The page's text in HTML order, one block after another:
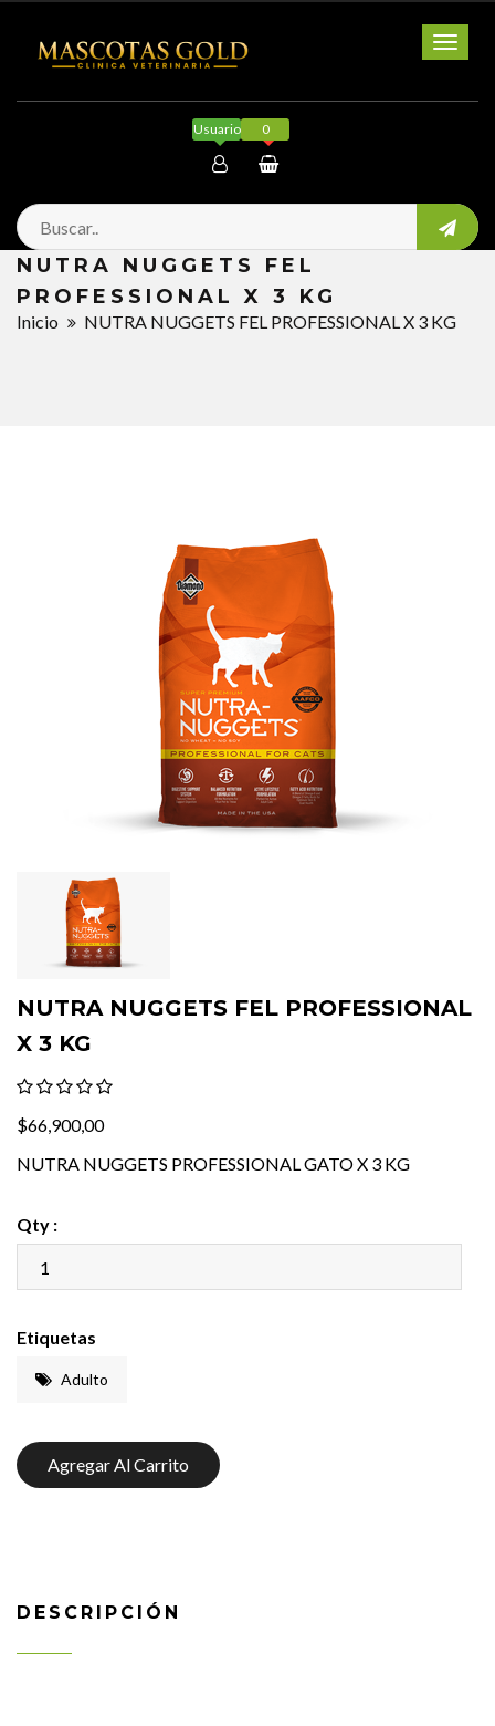
Usuario
Salir
0
NUTRA NUGGETS FEL
PROFESSIONAL X 3 KG
Inicio NUTRA NUGGETS FEL PROFESSIONAL X 3 KG
NUTRA NUGGETS FEL PROFESSIONAL
X 3 KG
$66,900,00
NUTRA NUGGETS PROFESSIONAL GATO X 3 KG
Qty :
Etiquetas
Adulto
Agregar Al Carrito
DESCRIPCIÓN